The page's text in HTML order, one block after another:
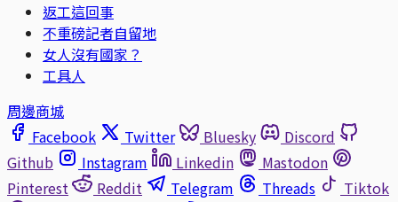
返工這回事
不重磅記者自留地
女人沒有國家？
工具人
周邊商城
Facebook
Twitter Bluesky
Discord
Github
Instagram Linkedin
Mastodon
Pinterest
Reddit Telegram Threads
Tiktok